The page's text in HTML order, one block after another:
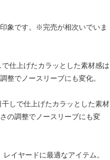
象です。※完売が相次いでいま
仕上げたカラッとした素材感は
整でノースリーブにも変化。
しで仕上げたカラッとした素材
の調整でノースリーブにも変
イヤードに最適なアイテム。